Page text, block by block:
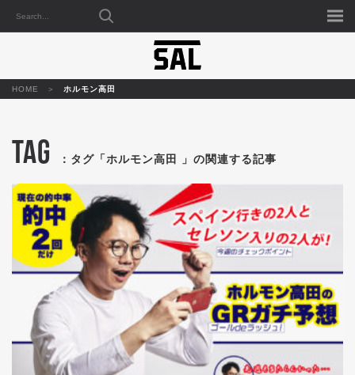
HOME ホルモン高田
TAG ：タグ「ホルモン高田 」の関連する記事